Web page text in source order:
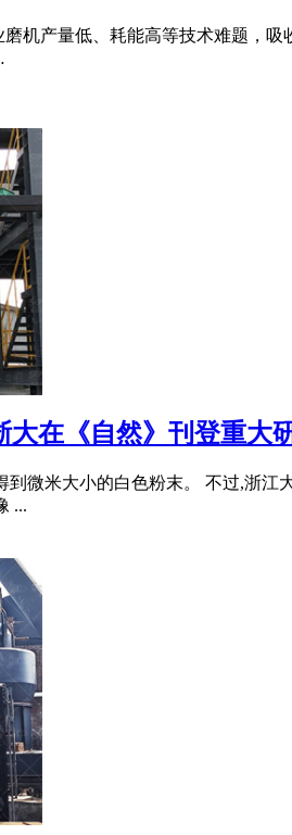
机产量低、耗能高等技术难题，
在《自然》刊登重大
微米大小的白色粉末。 不过,浙
...